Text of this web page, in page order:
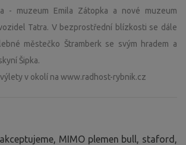
- muzeum Emila Zátopka a nové muzeum
Tatra. V bezprostřední blízkosti se dále
městečko Štramberk se svým hradem a
Šipka.
v okolí na www.radhost-rybnik.cz
MIMO plemen bull, staford,